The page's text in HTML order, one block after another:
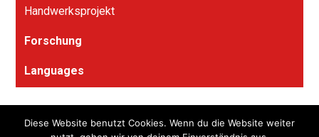
Handwerksprojekt
Forschung
Languages
© 2026 Stiftung Calcutta Rescue – Soodstr. 53, CH-8134
Diese Website benutzt Cookies. Wenn du die Website weiter